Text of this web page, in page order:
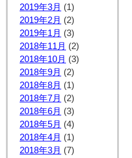
2019年3月 (1)
2019年2月 (2)
2019年1月 (3)
2018年11月 (2)
2018年10月 (3)
2018年9月 (2)
2018年8月 (1)
2018年7月 (2)
2018年6月 (3)
2018年5月 (4)
2018年4月 (1)
2018年3月 (7)